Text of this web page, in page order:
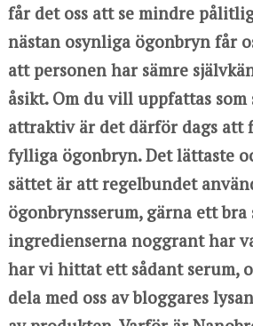
får det oss att se mindre
nästan osynliga ögonbryn får
att personen har sämre
åsikt. Om du vill uppfattas som
attraktiv är det därför dags att
fylliga ögonbryn. Det lättaste
sättet är att regelbundet
ögonbrynsserum, gärna ett bra
ingredienserna noggrant har
har vi hittat ett sådant serum,
dela med oss av bloggares